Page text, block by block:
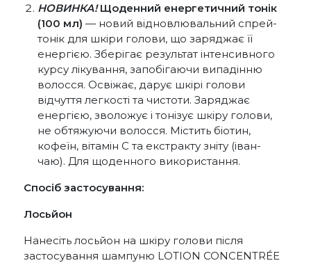
НОВИНКА!Щоденний енергетичний тонік
(100 мл) — новий відновлювальний спрей-
тонік для шкіри голови, що заряджає її
енергією. Зберігає результат інтенсивного
курсу лікування, запобігаючи випадінню
волосся. Освіжає, дарує шкірі голови
відчуття легкості та чистоти. Заряджає
енергією, зволожує і тонізує шкіру голови,
не обтяжуючи волосся. Містить біотин,
кофеїн, вітамін С та екстракту зніту (іван-
чаю). Для щоденного використання.
Спосіб застосування:
Лосьйон
Нанесіть лосьйон на шкіру голови після
застосування шампуню LOTION CONCENTRÉE